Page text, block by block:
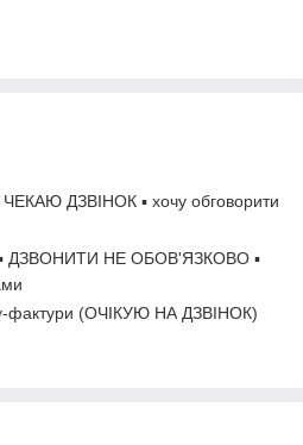
ЧЕКАЮ ДЗВІНОК ▪ хочу обговорити
▪ ДЗВОНИТИ НЕ ОБОВ'ЯЗКОВО ▪
фактури (ОЧІКУЮ НА ДЗВІНОК)